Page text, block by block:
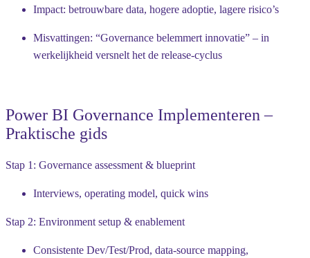
Impact: betrouwbare data, hogere adoptie, lagere risico’s
Misvattingen: “Governance belemmert innovatie” – in
werkelijkheid versnelt het de release-cyclus
Power BI Governance Implementeren –
Praktische gids
Stap 1: Governance assessment & blueprint
Interviews, operating model, quick wins
Stap 2: Environment setup & enablement
Consistente Dev/Test/Prod, data-source mapping,